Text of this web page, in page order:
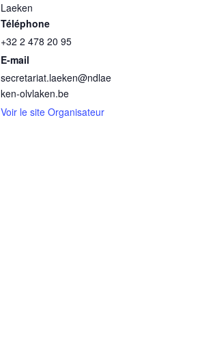
Laeken
Téléphone
+32 2 478 20 95
E-mail
secretariat.laeken@ndlae
ken-olvlaken.be
Voir le site Organisateur